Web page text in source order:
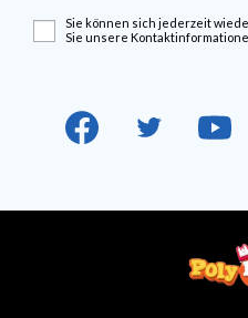
Sie können sich jederzeit
Sie unsere